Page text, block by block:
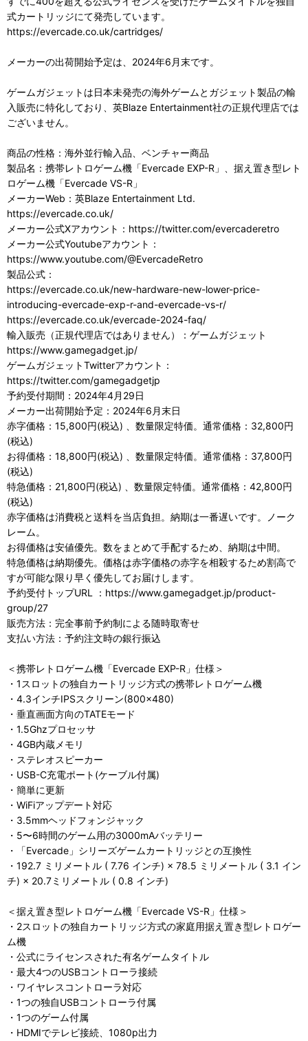
式カートリッジにて発売しています。
https://evercade.co.uk/cartridges/
メーカーの出荷開始予定は、2024年6月末です。
ゲームガジェットは日本未発売の海外ゲームとガジェット製品の輸
入販売に特化しており、英Blaze Entertainment社の正規代理店では
ございません。
商品の性格：海外並行輸入品、ベンチャー商品
製品名：携帯レトロゲーム機「Evercade EXP-R」、据え置き型レト
ロゲーム機「Evercade VS-R」
メーカーWeb：英Blaze Entertainment Ltd.
https://evercade.co.uk/
メーカー公式Xアカウント：https://twitter.com/evercaderetro
メーカー公式Youtubeアカウント：
https://www.youtube.com/@EvercadeRetro
製品公式：
https://evercade.co.uk/new-hardware-new-lower-price-
introducing-evercade-exp-r-and-evercade-vs-r/
https://evercade.co.uk/evercade-2024-faq/
輸入販売（正規代理店ではありません）：ゲームガジェット
https://www.gamegadget.jp/
ゲームガジェットTwitterアカウント：
https://twitter.com/gamegadgetjp
予約受付期間：2024年4月29日
メーカー出荷開始予定：2024年6月末日
赤字価格：15,800円(税込) 、数量限定特価。通常価格：32,800円
(税込)
お得価格：18,800円(税込) 、数量限定特価。通常価格：37,800円
(税込)
特急価格：21,800円(税込) 、数量限定特価。通常価格：42,800円
(税込)
赤字価格は消費税と送料を当店負担。納期は一番遅いです。ノーク
レーム。
お得価格は安値優先。数をまとめて手配するため、納期は中間。
特急価格は納期優先。価格は赤字価格の赤字を相殺するため割高で
すが可能な限り早く優先してお届けします。
予約受付トップURL ：https://www.gamegadget.jp/product-
group/27
販売方法：完全事前予約制による随時取寄せ
支払い方法：予約注文時の銀行振込
＜携帯レトロゲーム機「Evercade EXP-R」仕様＞
・1スロットの独自カートリッジ方式の携帯レトロゲーム機
・4.3インチIPSスクリーン(800×480)
・垂直画面方向のTATEモード
・1.5Ghzプロセッサ
・4GB内蔵メモリ
・ステレオスピーカー
・USB-C充電ポート(ケーブル付属)
・簡単に更新
・WiFiアップデート対応
・3.5mmヘッドフォンジャック
・5〜6時間のゲーム用の3000mAバッテリー
・「Evercade」シリーズゲームカートリッジとの互換性
・192.7 ミリメートル ( 7.76 インチ) × 78.5 ミリメートル ( 3.1 イン
チ) × 20.7ミリメートル ( 0.8 インチ)
＜据え置き型レトロゲーム機「Evercade VS-R」仕様＞
・2スロットの独自カートリッジ方式の家庭用据え置き型レトロゲー
ム機
・公式にライセンスされた有名ゲームタイトル
・最大4つのUSBコントローラ接続
・ワイヤレスコントローラ対応
・1つの独自USBコントローラ付属
・1つのゲーム付属
・HDMIでテレビ接続、1080p出力